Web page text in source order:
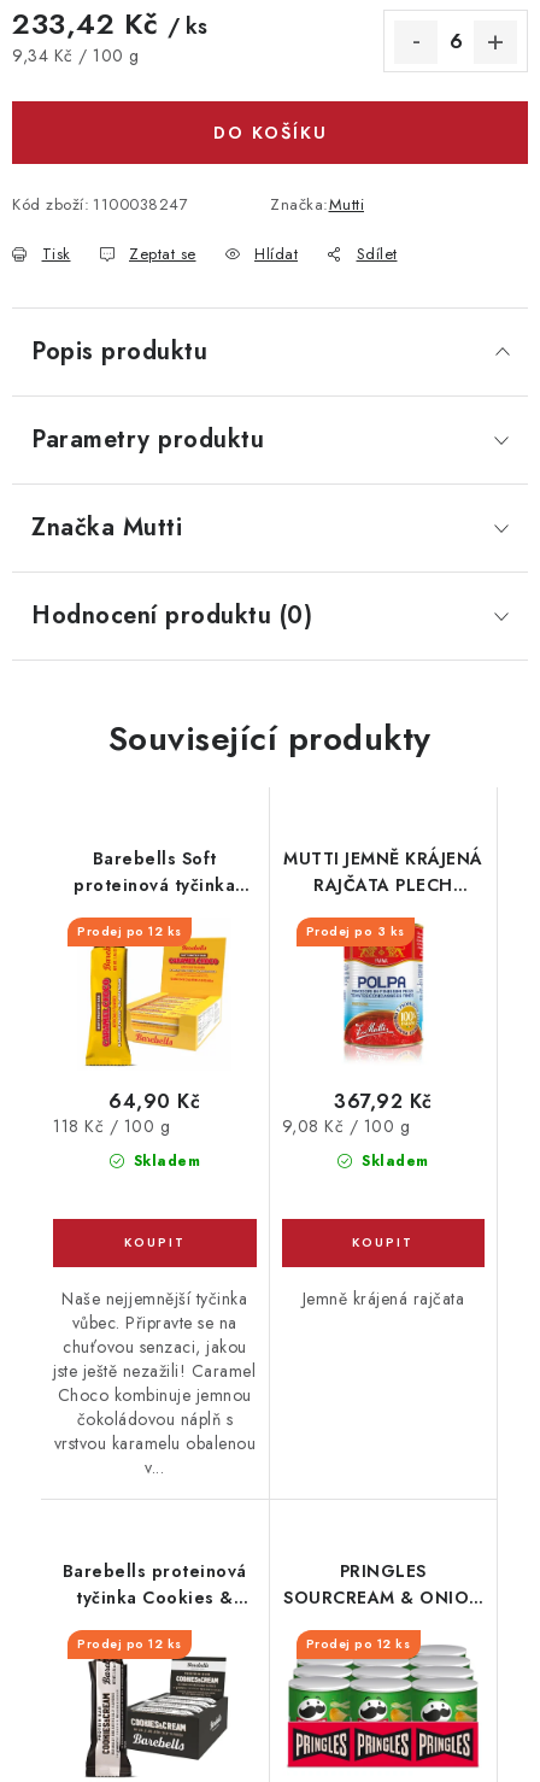
233,42 Kč / ks
Měrná cena:
9,34 Kč / 100 g
DO KOŠÍKU
Kód zboží: 1100038247 Značka:Mutti
Tisk Zeptat se Hlídat Sdílet
Popis produktu
Parametry produktu
Značka Mutti
Hodnocení produktu (0)
Související produkty
Barebells Soft
proteinová tyčinka
Caramel Choco 55 g
Prodej po 12 ks
Skladem
64,90 Kč
Měrná
118 Kč / 100 g
Naše nejjemnější tyčinka
vůbec. Připravte se na
chuťovou senzaci, jakou
jste ještě nezažili! Caramel
Choco kombinuje jemnou
čokoládovou náplň s
vrstvou karamelu obalenou
v...
MUTTI JEMNĚ KRÁJENÁ
RAJČATA PLECH
4050G
Prodej po 3 ks
Skladem
367,92 Kč
Měrná
9,08 Kč / 100 g
Jemně krájená rajčata
Barebells proteinová
tyčinka Cookies &
Prodej po 12 ks
PRINGLES
SOURCREAM & ONION
Prodej po 12 ks